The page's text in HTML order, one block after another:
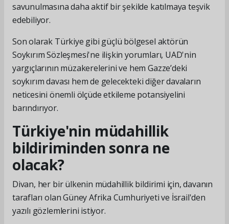
savunulmasına daha aktif bir şekilde katılmaya teşvik
edebiliyor.
Son olarak Türkiye gibi güçlü bölgesel aktörün
Soykırım Sözleşmesi'ne ilişkin yorumları, UAD'nin
yargıçlarının müzakerelerini ve hem Gazze’deki
soykırım davası hem de gelecekteki diğer davaların
neticesini önemli ölçüde etkileme potansiyelini
barındırıyor.
Türkiye'nin müdahillik
bildiriminden sonra ne
olacak?
Divan, her bir ülkenin müdahillik bildirimi için, davanın
tarafları olan Güney Afrika Cumhuriyeti ve İsrail'den
yazılı gözlemlerini istiyor.